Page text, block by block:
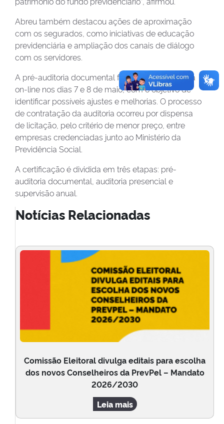
Abreu também destacou ações de aproximação
com os segurados, como iniciativas de educação
previdenciária e ampliação dos canais de diálogo
com os servidores.
A pré-auditoria documental foi realizada de forma
on-line nos dias 7 e 8 de maio, com o objetivo de
identificar possíveis ajustes e melhorias. O processo
de contratação da auditoria ocorreu por dispensa
de licitação, pelo critério de menor preço, entre
empresas credenciadas junto ao Ministério da
Previdência Social.
A certificação é dividida em três etapas: pré-
auditoria documental, auditoria presencial e
supervisão anual.
Notícias Relacionadas
Comissão Eleitoral divulga editais para escolha
dos novos Conselheiros da PrevPel – Mandato
2026/2030
Leia mais